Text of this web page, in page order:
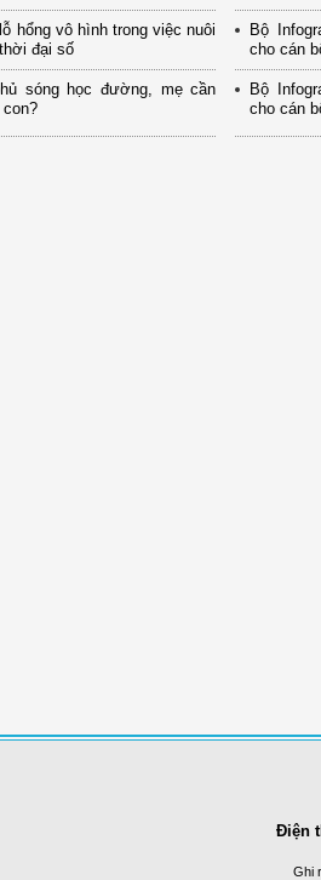
hổng vô hình trong việc nuôi
đại số
sóng học đường, mẹ cần
Bộ
cho cán
Bộ
cho cán
Điện
Ghi